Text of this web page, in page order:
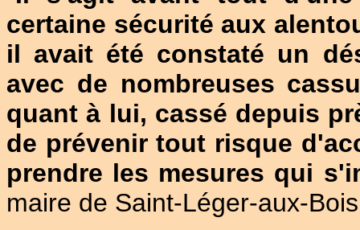
certaine sécurité aux
il avait été constaté un
avec de nombreuses
quant à lui, cassé depuis
de prévenir tout risque
prendre les mesures qui
maire de Saint-Léger-aux-